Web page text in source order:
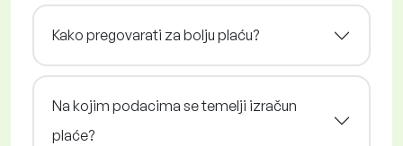
Kako pregovarati za bolju plaću?
Na kojim podacima se temelji izračun
plaće?